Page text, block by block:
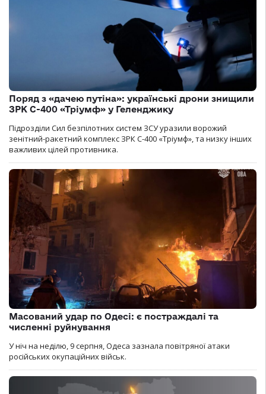
Поряд з «дачею путіна»: українські дрони знищили
ЗРК С-400 «Тріумф» у Геленджику
Підрозділи Сил безпілотних систем ЗСУ уразили ворожий
зенітний-ракетний комплекс ЗРК С-400 «Тріумф», та низку інших
важливих цілей противника.
Масований удар по Одесі: є постраждалі та
численні руйнування
У ніч на неділю, 9 серпня, Одеса зазнала повітряної атаки
російських окупаційних військ.